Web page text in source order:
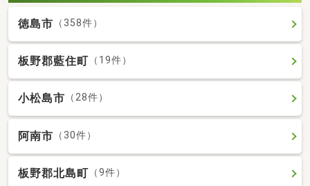
徳島市 （358件）
板野郡藍住町 （19件）
小松島市 （28件）
阿南市 （30件）
板野郡北島町 （9件）